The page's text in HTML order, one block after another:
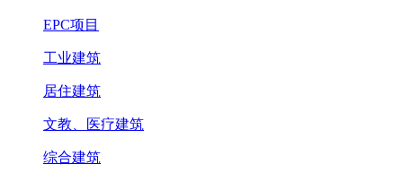
EPC项目
工业建筑
居住建筑
文教、医疗建筑
综合建筑